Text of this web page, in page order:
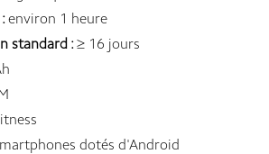
environ 1 heure
standard :≥ 16 jours
dotés d'Android